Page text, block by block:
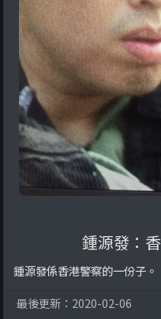
鍾源發：
鍾源發係香港警察的一份子。
最後更新：2020-02-06